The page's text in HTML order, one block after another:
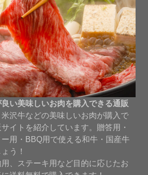
い美味しいお肉を購入できる通販
沢牛などの美味しいお肉が購入で
イトを紹介しています。贈答用・
用・BBQ用で使える和牛・国産牛
う！
、ステーキ用など目的に応じたお